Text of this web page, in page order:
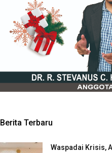
Berita Terbaru
Waspadai Krisis,